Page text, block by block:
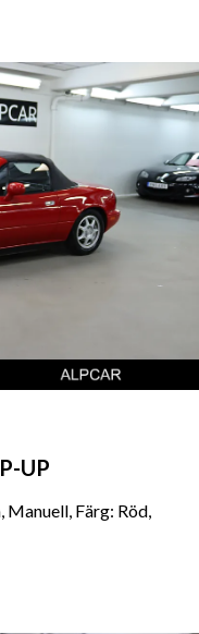
UP
Färg: Röd,